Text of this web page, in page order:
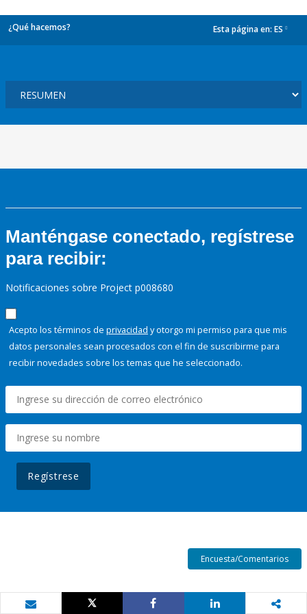
¿Qué hacemos? Esta página en: ES
Manténgase conectado, regístrese
para recibir:
Notificaciones sobre Project p008680
Acepto los términos de privacidad y otorgo mi permiso para que mis
datos personales sean procesados con el fin de suscribirme para
recibir novedades sobre los temas que he seleccionado.
Regístrese
Encuesta/Comentarios